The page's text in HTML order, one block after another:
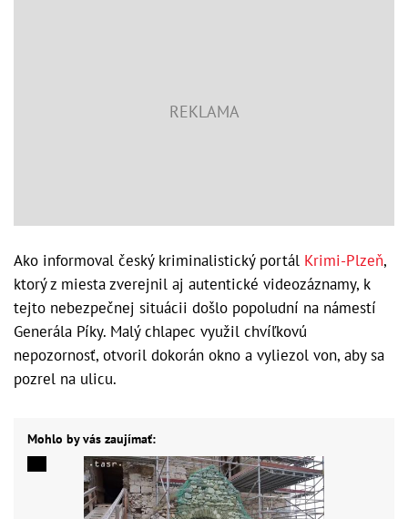
Ako informoval český kriminalistický portál Krimi-Plzeň,
ktorý z miesta zverejnil aj autentické videozáznamy, k
tejto nebezpečnej situácii došlo popoludní na námestí
Generála Píky. Malý chlapec využil chvíľkovú
nepozornosť, otvoril dokorán okno a vyliezol von, aby sa
pozrel na ulicu.
Mohlo by vás zaujímať: